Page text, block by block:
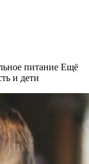
питание Ещё
и дети